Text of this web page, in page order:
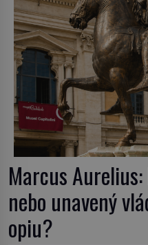
Marcus
nebo unavený
opiu?